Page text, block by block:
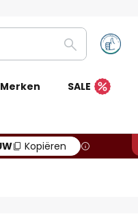
Zoeken
Merken SALE
Kopiëren